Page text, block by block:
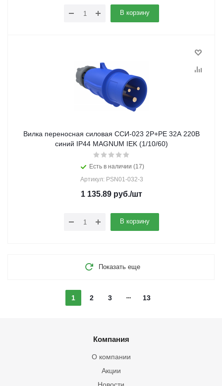
В корзину
Вилка переносная силовая ССИ-023 2Р+РЕ 32А 220В
синий IP44 MAGNUM IEK (1/10/60)
Есть в наличии (17)
Артикул: PSN01-032-3
1 135.89 руб./шт
В корзину
Показать еще
1 2 3 13
Компания
О компании
Акции